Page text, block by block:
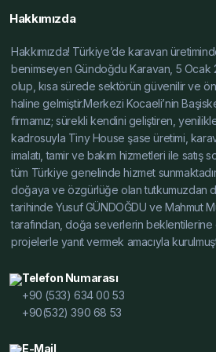
Üretici, Karavan Şasesi Üretici,
Çelik Karavan Şase Toptan,
Tiny House Şasesi Toptan, Alçak
Şase Toptan, Hafif Çelik Karavan
Karavan Şasesi Özelleştirilmiş,
Özelleştirilmiş, Alçak Şase
Özelleştirilmiş, Hafif Çelik Karavan
Şasesi İmalat, Tiny House Şasesi
İmalat, Yüksek Şase İmalat, Hafif
Fiyat Teklif, Karavan Şasesi Fiyat
Şasesi Fiyat Teklif, Alçak Şase
Fiyat Teklif, Hafif Çelik Karavan Şase
Karavan Şasesi Dayanıklı
Dayanıklı Modeller, Alçak Şase
Yüksek Şase Dayanıklı Modeller,
Dayanıklı, Tiny House Şasesi Hafif
Hakkımızda
Hakkımızda! Türkiye’de karavan
benimseyen Gündoğdu Karavan, 5 Ocak
olup, kısa sürede sektörün güvenilir ve
haline gelmiştir.Merkezi Kocaeli’nin
firmamız; sürekli kendini geliştiren,
kadrosuyla Tiny House şase üretimi,
imalatı, tamir ve bakım hizmetleri ile satış
tüm Türkiye genelinde hizmet
doğaya ve özgürlüğe olan tutkumuzdan
tarihinde Yusuf GÜNDOĞDU ve Mahmut
tarafından, doğa severlerin
projelerle yanıt vermek amacıyla
Telefon Numarası
+90 (533) 634 00 53
+90(532) 390 68 53
E-Mail